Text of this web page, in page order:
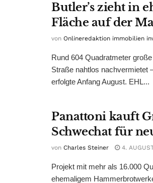
Butler’s zieht in
Fläche auf der
von Onlineredaktion immobilien
Rund 604 Quadratmeter
Straße nahtlos nachvermietet
erfolgte Anfang August. EHL...
Panattoni kauft
Schwechat für
von Charles Steiner 4.
Projekt mit mehr als 16.000
ehemaligem